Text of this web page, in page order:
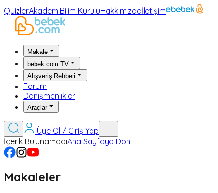
QuizlerAkademiBilim KuruluHakkımızdaİletişim
Makale
bebek.com TV
Alışveriş Rehberi
Forum
Danışmanlıklar
Araçlar
Üye Ol / Giriş Yap
İçerik BulunamadıAna Sayfaya Dön
Makaleler